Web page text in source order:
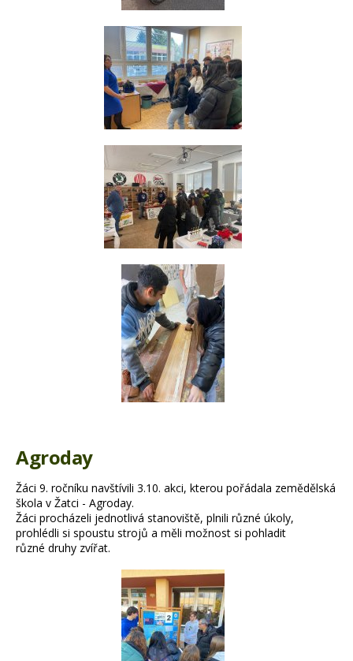
Agroday
Žáci 9. ročníku navštívili 3.10. akci, kterou pořádala zemědělská
škola v Žatci - Agroday.
Žáci procházeli jednotlivá stanoviště, plnili různé úkoly,
prohlédli si spoustu strojů a měli možnost si pohladit
různé druhy zvířat.